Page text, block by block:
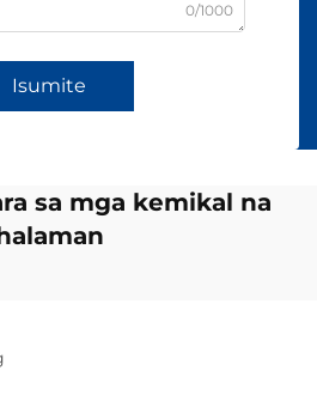
0/1000
Isumite
sa mga kemikal na